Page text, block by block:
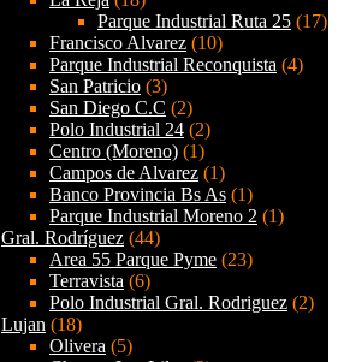
Parque Industrial Ruta 25 (17)
Francisco Alvarez (10)
Parque Industrial Reconquista (4)
San Patricio (3)
San Diego C.C (2)
Polo Industrial 24 (2)
Centro (Moreno) (1)
Campos de Alvarez (1)
Banco Provincia Bs As (1)
Parque Industrial Moreno 2 (1)
Gral. Rodríguez (44)
Area 55 Parque Pyme (23)
Terravista (6)
Polo Industrial Gral. Rodriguez (2)
Lujan (18)
Olivera (5)